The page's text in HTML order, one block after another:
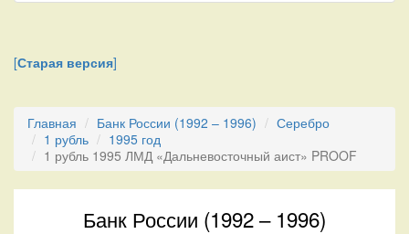
[Старая версия]
Главная Банк России (1992 – 1996)
Серебро
1 рубль
1995 год
1 рубль 1995 ЛМД «Дальневосточный аист» PROOF
Банк России (1992 – 1996)